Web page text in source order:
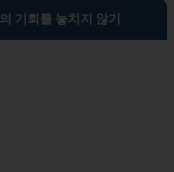
기회를 놓치지 않기